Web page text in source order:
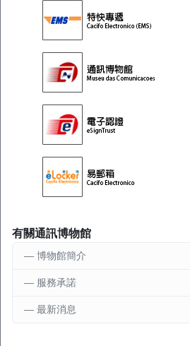
有關通訊博物館
博物館簡介
服務承諾
最新消息